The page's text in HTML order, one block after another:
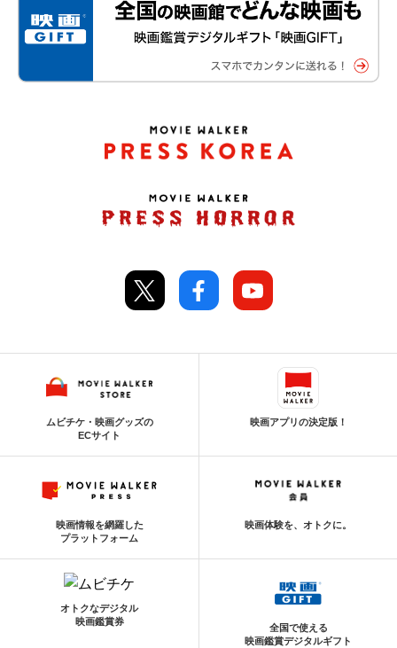
ムビチケ・映画グッズの
ECサイト
映画アプリの決定版！
映画情報を網羅した
プラットフォーム
映画体験を、オトクに。
オトクなデジタル
映画鑑賞券
全国で使える
映画鑑賞デジタルギフト